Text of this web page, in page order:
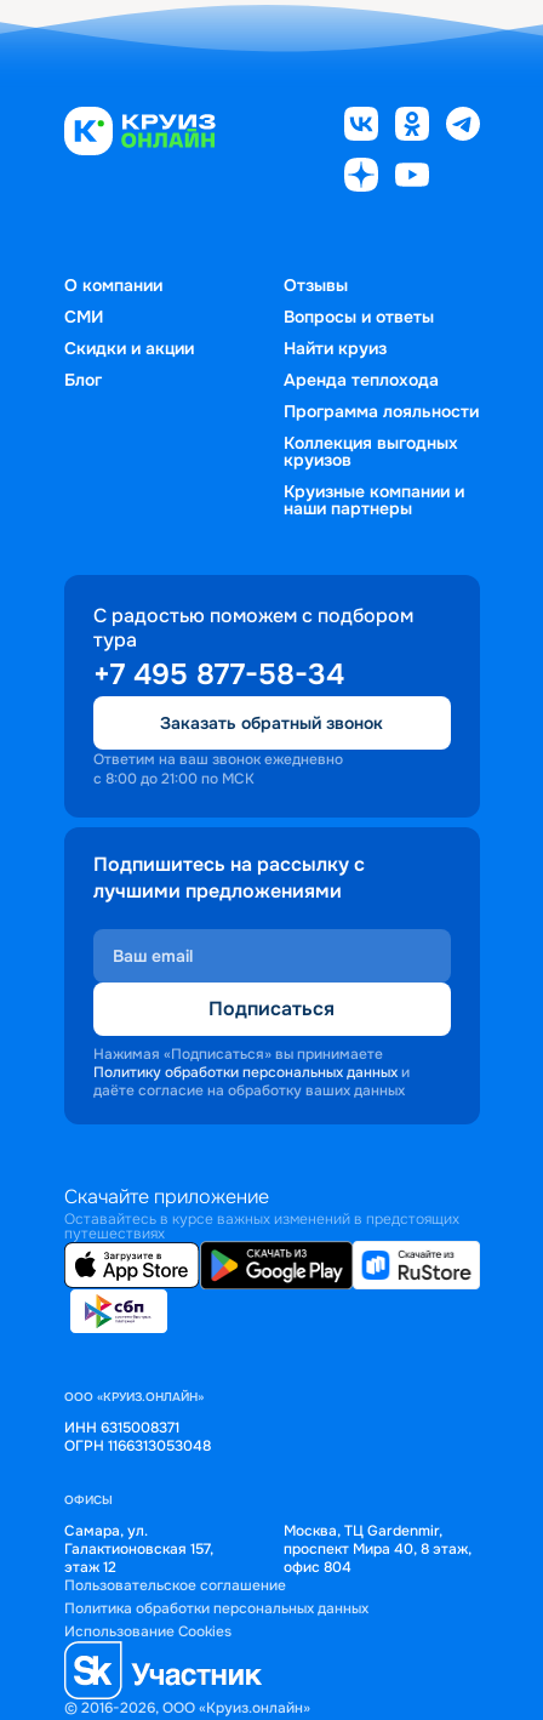
О компании
СМИ
Скидки и акции
Блог
Отзывы
Вопросы и ответы
Найти круиз
Аренда теплохода
Программа лояльности
Коллекция выгодных
круизов
Круизные компании и
наши партнеры
С радостью поможем с подбором
тура
+7 495 877-58-34
Заказать обратный звонок
Ответим на ваш звонок ежедневно
с 8:00 до 21:00 по МСК
Подпишитесь на рассылку с
лучшими предложениями
Подписаться
Нажимая «Подписаться» вы принимаете
Политику обработки персональных данных и
даёте согласие на обработку ваших данных
Скачайте приложение
Оставайтесь в курсе важных изменений в предстоящих
путешествиях
ООО «КРУИЗ.ОНЛАЙН»
ИНН 6315008371
ОГРН 1166313053048
ОФИСЫ
Самара, ул.
Галактионовская 157,
этаж 12
Москва, ТЦ Gardenmir,
проспект Мира 40, 8 этаж,
офис 804
© 2016-2026, ООО «Круиз.онлайн»
Пользовательское соглашение
Политика обработки персональных данных
Использование Cookies